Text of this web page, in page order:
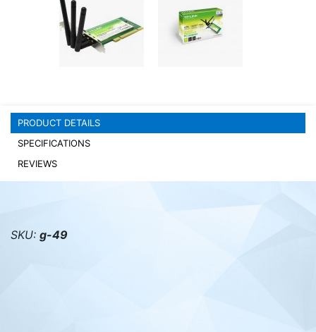
PC components
PRODUCT DETAILS
SPECIFICATIONS
REVIEWS
SKU: g-49